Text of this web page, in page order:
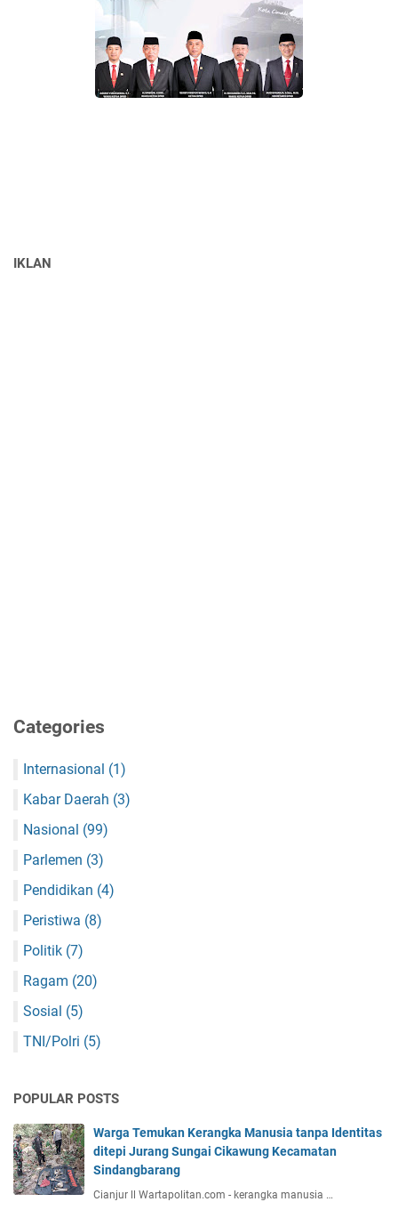
IKLAN
Categories
Internasional (1)
Kabar Daerah (3)
Nasional (99)
Parlemen (3)
Pendidikan (4)
Peristiwa (8)
Politik (7)
Ragam (20)
Sosial (5)
TNI/Polri (5)
POPULAR POSTS
Warga Temukan Kerangka Manusia tanpa Identitas
ditepi Jurang Sungai Cikawung Kecamatan
Sindangbarang
Cianjur ll Wartapolitan.com - kerangka manusia …